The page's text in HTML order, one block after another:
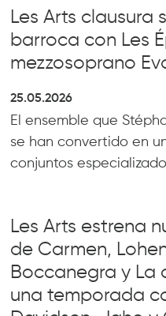
Les Arts clausura
barroca con Les
mezzosoprano
25.05.2026
El ensemble que
se han convertido en
conjuntos
Les Arts estrena
de Carmen,
Boccanegra y La
una temporada